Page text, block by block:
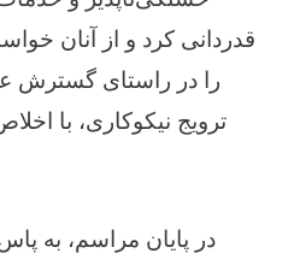
قدردانی کرد و از آنان
را در راستای گسترش
ترویج نیکوکاری، با
در پایان مراسم، به